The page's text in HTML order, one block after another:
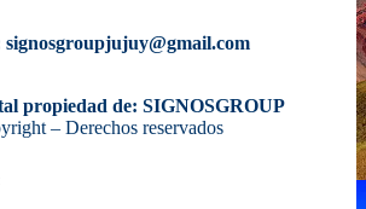
propiedad de: SIGNOSGROUP
– Derechos reservados